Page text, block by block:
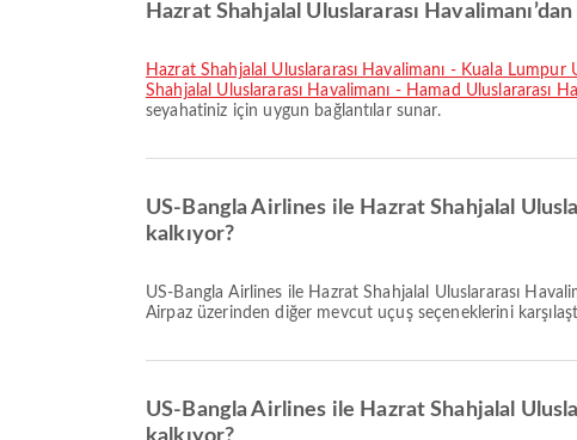
Hazrat Shahjalal Uluslararası
Hazrat Shahjalal Uluslararası Havalimanı - Kuala Lumpur
Shahjalal Uluslararası Havalimanı - Hamad Uluslararası
seyahatiniz için uygun bağlantılar sunar.
US-Bangla Airlines ile Hazrat Shahjalal
kalkıyor?
US-Bangla Airlines ile Hazrat Shahjalal Uluslararası Havalimanı çıkışlı Sharjah Uluslararası Havalimanı varışlı en erken uçuş 21:00 saatinde kalkar. Bu programı görüntüleyebilir ve
Airpaz üzerinden diğer mevcut uçuş seçeneklerini
US-Bangla Airlines ile Hazrat Shahjalal